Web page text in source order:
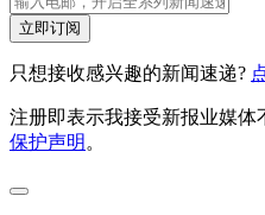
立即订阅
只想接收感兴趣的新闻速递?
注册即表示我接受新报业媒体
保护声明。